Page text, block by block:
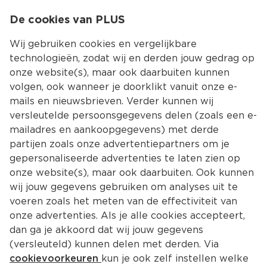
Kies jouw
Terug Producten
De cookies van PLUS
Wij gebruiken cookies en vergelijkbare
technologieën, zodat wij en derden jouw gedrag op
onze website(s), maar ook daarbuiten kunnen
volgen, ook wanneer je doorklikt vanuit onze e-
mails en nieuwsbrieven. Verder kunnen wij
versleutelde persoonsgegevens delen (zoals een e-
mailadres en aankoopgegevens) met derde
partijen zoals onze advertentiepartners om je
gepersonaliseerde advertenties te laten zien op
onze website(s), maar ook daarbuiten. Ook kunnen
wij jouw gegevens gebruiken om analyses uit te
voeren zoals het meten van de effectiviteit van
onze advertenties. Als je alle cookies accepteert,
dan ga je akkoord dat wij jouw gegevens
(versleuteld) kunnen delen met derden. Via
cookievoorkeuren kun je ook zelf instellen welke